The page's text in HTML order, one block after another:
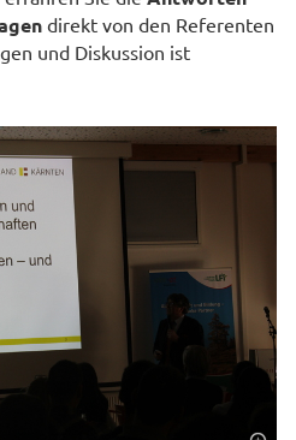
direkt von den Referenten
und Diskussion ist